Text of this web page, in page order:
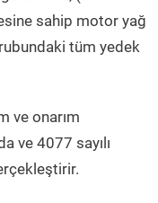
sahip motor yağ
tüm yedek
ve onarım
ve 4077 sayılı